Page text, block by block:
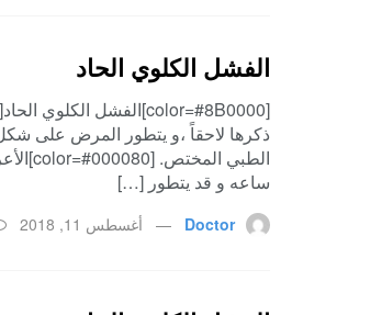
الفشل الكلوي الحاد
ذكرها لاحقاً ،و يتطور المرض على
ساعه و قد يتطور […]
Doctor أغسطس 11, 2018